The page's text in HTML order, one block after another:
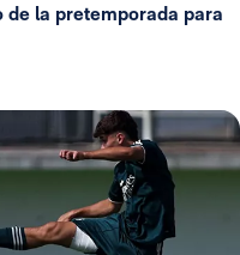
la pretemporada para